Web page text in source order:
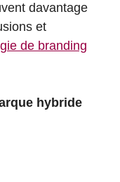
davantage
et
de branding
hybride